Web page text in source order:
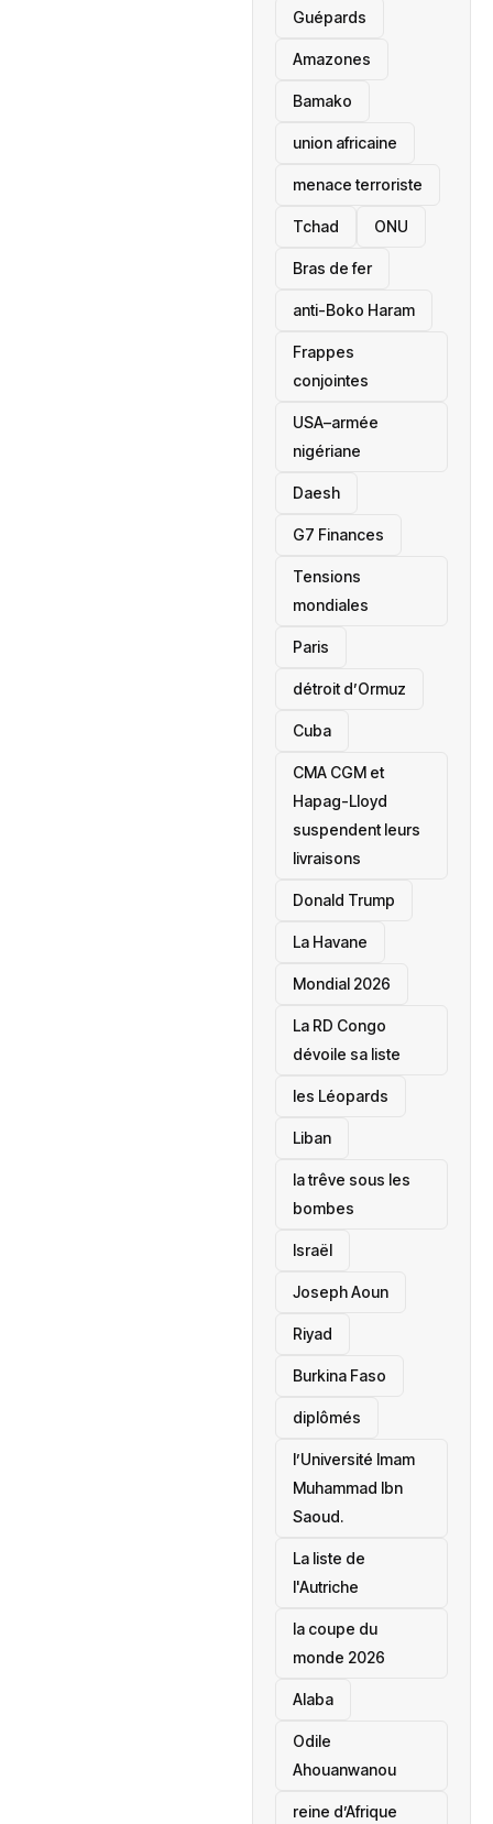
Guépards
Amazones
Bamako
union africaine
menace terroriste
‎Tchad ONU
Bras de fer
anti-Boko Haram
Frappes
conjointes
USA–armée
nigériane
Daesh
‎G7 Finances
Tensions
mondiales
Paris
détroit d’Ormuz
‎Cuba
CMA CGM et
Hapag-Lloyd
suspendent leurs
livraisons
Donald Trump
La Havane
Mondial 2026
La RD Congo
dévoile sa liste
les Léopards
‎Liban
la trêve sous les
bombes
Israël
Joseph Aoun
Riyad
Burkina Faso
diplômés
l’Université Imam
Muhammad Ibn
Saoud.
‎La liste de
l'Autriche
la coupe du
monde 2026
Alaba
Odile
Ahouanwanou
reine d’Afrique